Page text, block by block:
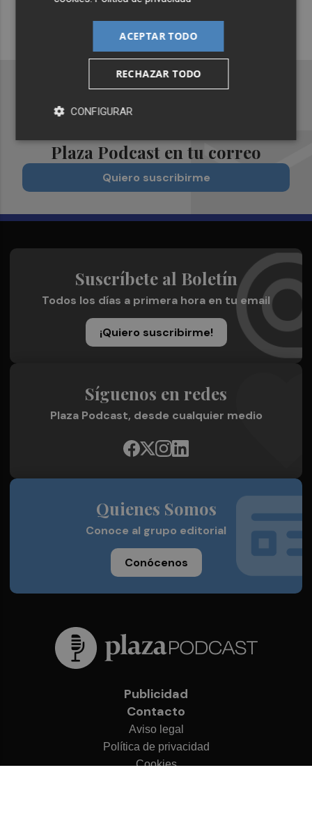
Plaza Podcast en tu correo
Quiero suscribirme
Suscríbete al Boletín
Todos los días a primera hora en tu email
¡Quiero suscribirme!
Síguenos en redes
Plaza Podcast, desde cualquier medio
Quienes Somos
Conoce al grupo editorial
Conócenos
Publicidad
Contacto
Aviso legal
Política de privacidad
Cookies
ACEPTAR TODO
RECHAZAR TODO
CONFIGURAR